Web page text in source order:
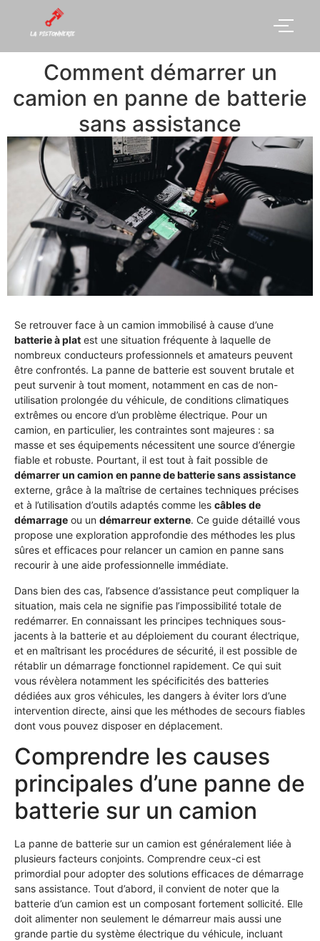
Comment démarrer un
camion en panne de batterie
sans assistance
Se retrouver face à un camion immobilisé à cause d’une
batterie à plat est une situation fréquente à laquelle de
nombreux conducteurs professionnels et amateurs peuvent
être confrontés. La panne de batterie est souvent brutale et
peut survenir à tout moment, notamment en cas de non-
utilisation prolongée du véhicule, de conditions climatiques
extrêmes ou encore d’un problème électrique. Pour un
camion, en particulier, les contraintes sont majeures : sa
masse et ses équipements nécessitent une source d’énergie
fiable et robuste. Pourtant, il est tout à fait possible de
démarrer un camion en panne de batterie sans assistance
externe, grâce à la maîtrise de certaines techniques précises
et à l’utilisation d’outils adaptés comme les câbles de
démarrage ou un démarreur externe. Ce guide détaillé vous
propose une exploration approfondie des méthodes les plus
sûres et efficaces pour relancer un camion en panne sans
recourir à une aide professionnelle immédiate.
Dans bien des cas, l’absence d’assistance peut compliquer la
situation, mais cela ne signifie pas l’impossibilité totale de
redémarrer. En connaissant les principes techniques sous-
jacents à la batterie et au déploiement du courant électrique,
et en maîtrisant les procédures de sécurité, il est possible de
rétablir un démarrage fonctionnel rapidement. Ce qui suit
vous révèlera notamment les spécificités des batteries
dédiées aux gros véhicules, les dangers à éviter lors d’une
intervention directe, ainsi que les méthodes de secours fiables
dont vous pouvez disposer en déplacement.
Comprendre les causes
principales d’une panne de
batterie sur un camion
La panne de batterie sur un camion est généralement liée à
plusieurs facteurs conjoints. Comprendre ceux-ci est
primordial pour adopter des solutions efficaces de démarrage
sans assistance. Tout d’abord, il convient de noter que la
batterie d’un camion est un composant fortement sollicité. Elle
doit alimenter non seulement le démarreur mais aussi une
grande partie du système électrique du véhicule, incluant